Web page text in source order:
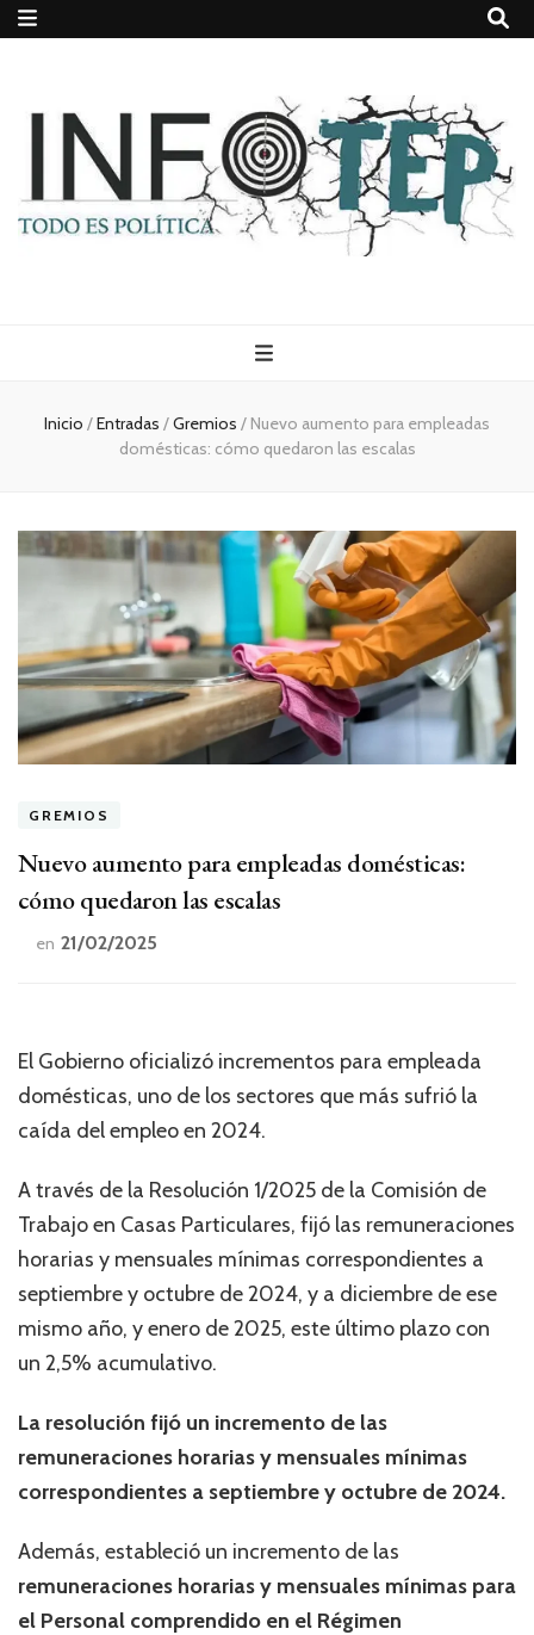
Todo es
(rosca)
política
Inicio /Entradas /Gremios / Nuevo aumento para empleadas
domésticas: cómo quedaron las escalas
GREMIOS
Nuevo aumento para empleadas domésticas:
cómo quedaron las escalas
en 21/02/2025
El Gobierno oficializó incrementos para empleada
domésticas, uno de los sectores que más sufrió la
caída del empleo en 2024.
A través de la Resolución 1/2025 de la Comisión de
Trabajo en Casas Particulares, fijó las remuneraciones
horarias y mensuales mínimas correspondientes a
septiembre y octubre de 2024, y a diciembre de ese
mismo año, y enero de 2025, este último plazo con
un 2,5% acumulativo.
La resolución fijó un incremento de las
remuneraciones horarias y mensuales mínimas
correspondientes a septiembre y octubre de 2024.
Además, estableció un incremento de las
remuneraciones horarias y mensuales mínimas para
el Personal comprendido en el Régimen